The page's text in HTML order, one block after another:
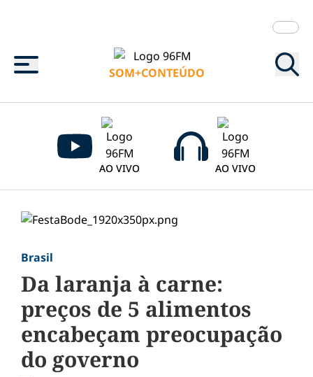
Menu
SOM+CONTEÚDO
AO VIVO AO VIVO
Brasil
Da laranja à carne:
preços de 5 alimentos
encabeçam preocupação
do governo